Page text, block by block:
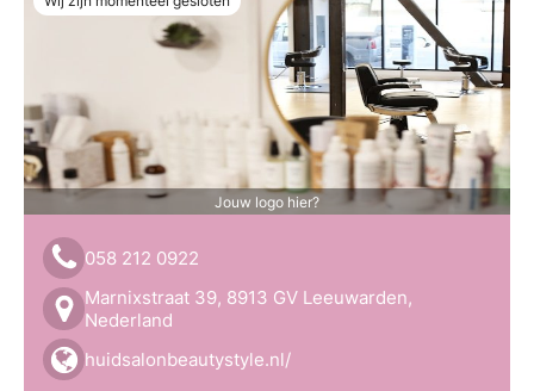
Jouw logo hier?
058 212 0922
Marnixstraat 39, 8913 GV Leeuwarden,
Nederland
huidsalonbeautystyle.nl/